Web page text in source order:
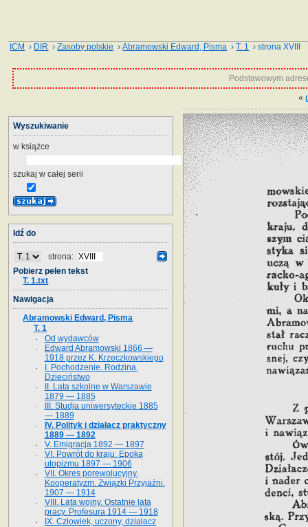
ICM › DIR ›Zasoby polskie ›Abramowski Edward, Pisma ›T. 1 › strona XVIII
Podstawowym
«
Wyszukiwanie
w książce
szukaj w całej serii
Idź do
strona:
Pobierz pełen tekst
T. 1.txt
Nawigacja
Abramowski Edward, Pisma
T. 1
Od wydawców
Edward Abramowski 1866 —
1918 przez K. Krzeczkowskiego
I. Pochodzenie. Rodzina.
Dzieciństwo
II. Lata szkolne w Warszawie
1879 — 1885
III. Studja uniwersyteckie 1885
— 1889
IV. Polityk i działacz praktyczny
1889 — 1892
V. Emigracja 1892 — 1897
VI. Powrót do kraju. Epoka
utopizmu 1897 — 1906
VII. Okres porewolucyjny.
Kooperatyzm. Związki Przyjaźni.
1907 — 1914
VIII. Lata wojny. Ostatnie lata
pracy. Profesura 1914 — 1918
IX. Człowiek, uczony, działacz